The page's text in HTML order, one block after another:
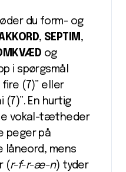
du form- og
, SEPTIM ,
og
i spørgsmål
fire (7)” eller
En hurtig
vokal-tætheder
peger på
låneord, mens
(r-f-r-æ-n) tyder